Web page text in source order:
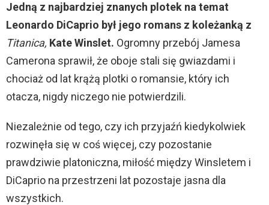
Jedną z najbardziej znanych plotek na temat
Leonardo DiCaprio był jego romans z koleżanką z
Titanica, Kate Winslet. Ogromny przebój Jamesa
Camerona sprawił, że oboje stali się gwiazdami i
chociaż od lat krążą plotki o romansie, który ich
otacza, nigdy niczego nie potwierdzili.
Niezależnie od tego, czy ich przyjaźń kiedykolwiek
rozwinęła się w coś więcej, czy pozostanie
prawdziwie platoniczna, miłość między Winsletem i
DiCaprio na przestrzeni lat pozostaje jasna dla
wszystkich.